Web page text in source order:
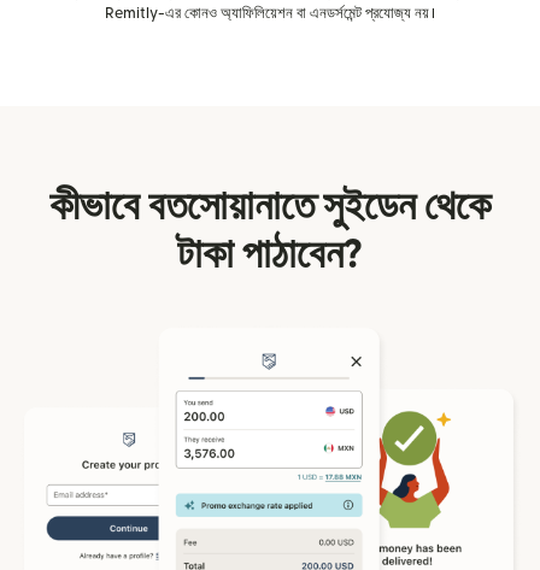
Remitly-এর কোনও অ্যাফিলিয়েশন বা এনডর্সমেন্ট প্রযোজ্য নয়।
কীভাবে বতসোয়ানাতে সুইডেন থেকে
টাকা পাঠাবেন?